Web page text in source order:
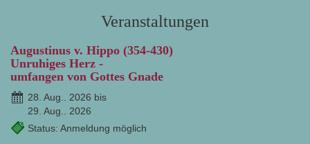
Veranstaltungen
Augustinus v. Hippo (354-430)
Unruhiges Herz -
umfangen von Gottes Gnade
28. Aug.. 2026 bis
29. Aug.. 2026
Status: Anmeldung möglich